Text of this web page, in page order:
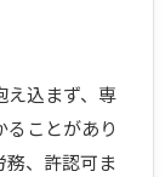
え込まず、専
ことがあり
務、許認可ま